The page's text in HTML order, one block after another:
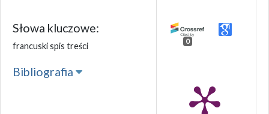
Słowa kluczowe:
francuski spis treści
Bibliografia
0